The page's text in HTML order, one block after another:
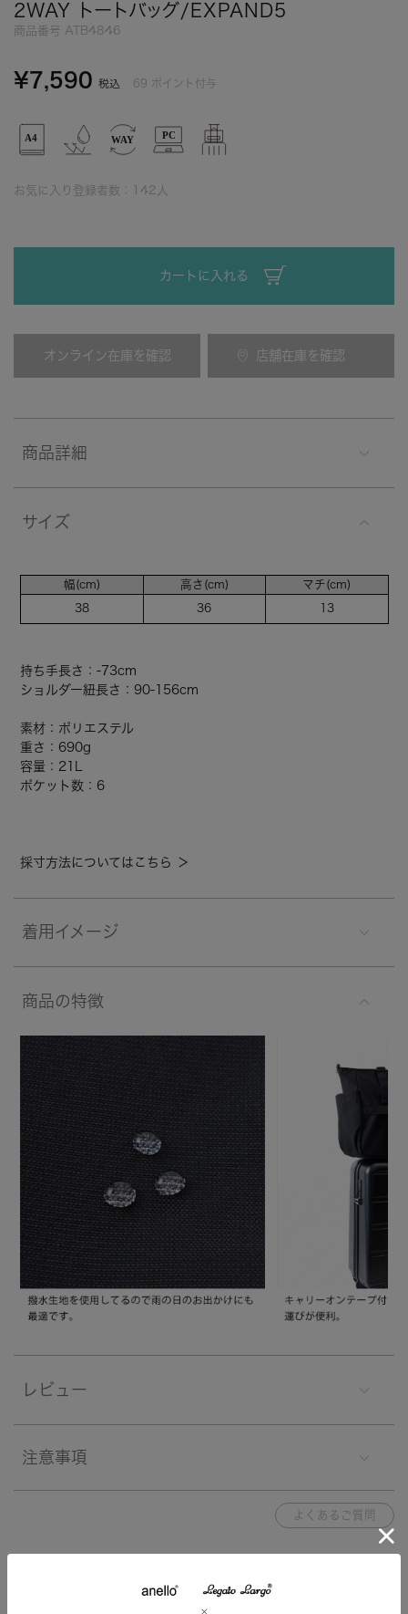
2WAY トートバッグ/EXPAND5
商品番号 ATB4846
¥7,590 税込 69 ポイント付与
お気に入り登録者数： 142 人
カートに入れる
オンライン在庫を確認 店舗在庫を確認
商品詳細
サイズ
幅(cm)
38
高さ(cm)
36
マチ(cm)
13
持ち手長さ：-73cm
ショルダー紐長さ：90-156cm
素材：ポリエステル
重さ：690g
容量：21L
ポケット数：6
採寸方法についてはこちら ＞
着用イメージ
商品の特徴
レビュー
注意事項
よくあるご質問